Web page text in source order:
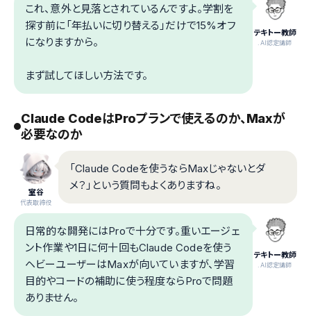
テキトー教師
.AI認定講師
これ、意外と見落とされているんですよ。学割を
探す前に「年払いに切り替える」だけで15%オフ
になりますから。
まず試してほしい方法です。
Claude CodeはProプランで使えるのか、Maxが
必要なのか
室谷
代表取締役
「Claude Codeを使うならMaxじゃないとダ
メ？」という質問もよくありますね。
テキトー教師
.AI認定講師
日常的な開発にはProで十分です。重いエージェ
ント作業や1日に何十回もClaude Codeを使う
ヘビーユーザーはMaxが向いていますが、学習
目的やコードの補助に使う程度ならProで問題
ありません。